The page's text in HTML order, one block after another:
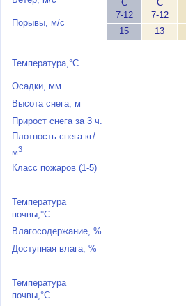
Порывы, м/с
Температура,°C
Осадки, мм
Высота снега, м
Прирост снега за 3 ч.
Плотность снега кг/
м3
Класс пожаров (1-5)
Температура
почвы,°C
Влагосодержание, %
Доступная влага, %
Температура
почвы,°C
С
7-12
15
С
7-12
13